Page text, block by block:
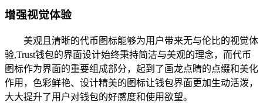
增强视觉体验
美观且清晰的代币图标能够为用户带来无与伦比的视觉体
验,Trust钱包的界面设计始终秉持简洁与美观的理念，而代币
图标作为界面的重要组成部分，起到了画龙点睛的点缀和美化
作用，色彩鲜艳、设计精美的图标让钱包界面更加生动活泼，
大大提升了用户对钱包的好感度和使用欲望。